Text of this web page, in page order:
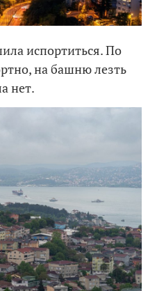
испортиться. По
на башню лезть
нет.